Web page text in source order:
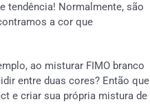
tendência! Normalmente, são
a cor que
ao misturar FIMO branco
entre duas cores? Então que
e criar sua própria mistura de